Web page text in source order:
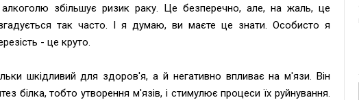
збільшує ризик раку. Це безперечно, але, на жаль, це
так часто. І я думаю, ви маєте це знати. Особисто я
- це круто.
шкідливий для здоров'я, а й негативно впливає на м'язи. Він
білка, тобто утворення м'язів, і стимулює процеси їх руйнування.